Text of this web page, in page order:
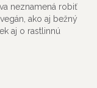
neznamená robiť
ako aj bežný
aj o rastlinnú